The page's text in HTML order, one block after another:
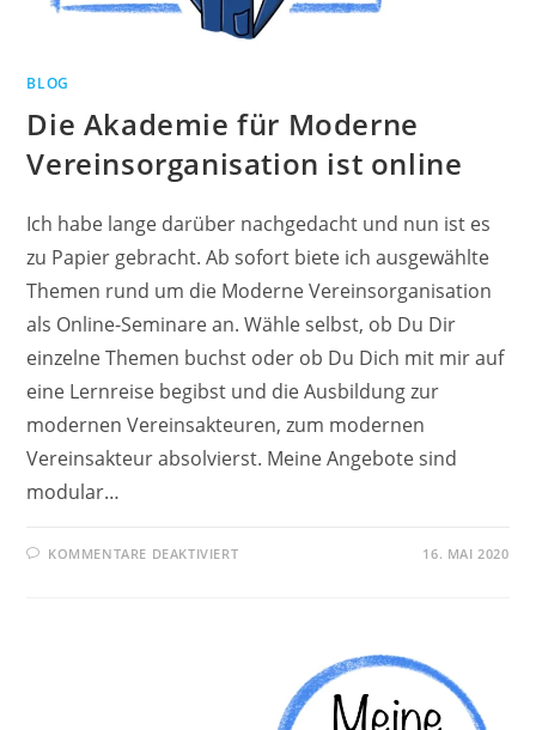
BLOG
Die Akademie für Moderne
Vereinsorganisation ist online
Ich habe lange darüber nachgedacht und nun ist es
zu Papier gebracht. Ab sofort biete ich ausgewählte
Themen rund um die Moderne Vereinsorganisation
als Online-Seminare an. Wähle selbst, ob Du Dir
einzelne Themen buchst oder ob Du Dich mit mir auf
eine Lernreise begibst und die Ausbildung zur
modernen Vereinsakteuren, zum modernen
Vereinsakteur absolvierst. Meine Angebote sind
modular…
KOMMENTARE DEAKTIVIERTFÜR 16. MAI 2020